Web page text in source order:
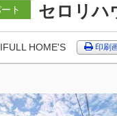
ト セロリハ
HOME'S 印刷